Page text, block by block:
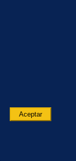
Aceptar